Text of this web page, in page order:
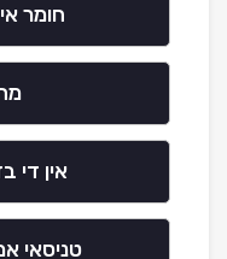
חומר
אין די
טניסאי